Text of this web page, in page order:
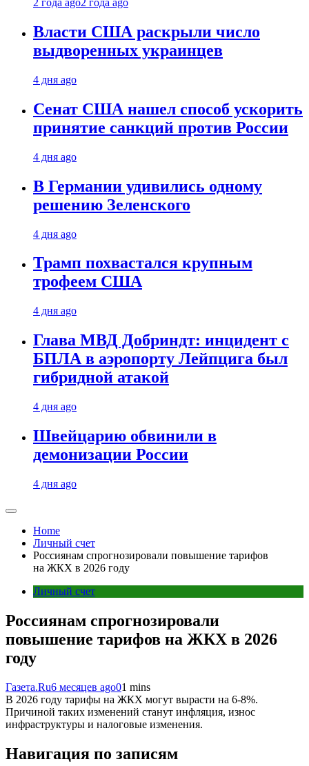
2 года ago2 года ago
Власти США раскрыли число
выдворенных украинцев
4 дня ago
Сенат США нашел способ ускорить
принятие санкций против России
4 дня ago
В Германии удивились одному
решению Зеленского
4 дня ago
Трамп похвастался крупным
трофеем США
4 дня ago
Глава МВД Добриндт: инцидент с
БПЛА в аэропорту Лейпцига был
гибридной атакой
4 дня ago
Швейцарию обвинили в
демонизации России
4 дня ago
Home
Личный счет
Россиянам спрогнозировали повышение тарифов
на ЖКХ в 2026 году
Личный счет
Россиянам спрогнозировали
повышение тарифов на ЖКХ в 2026
году
Газета.Ru6 месяцев ago01 mins
В 2026 году тарифы на ЖКХ могут вырасти на 6-8%.
Причиной таких изменений станут инфляция, износ
инфраструктуры и налоговые изменения.
Навигация по записям